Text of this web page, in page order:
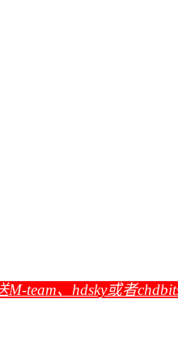
team、hdsky或者